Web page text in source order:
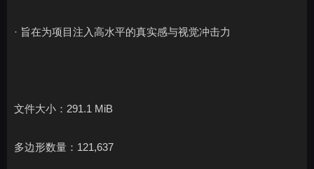
· 旨在为项目注入高水平的真实感与视觉冲击力
文件大小：291.1 MiB
多边形数量：121,637